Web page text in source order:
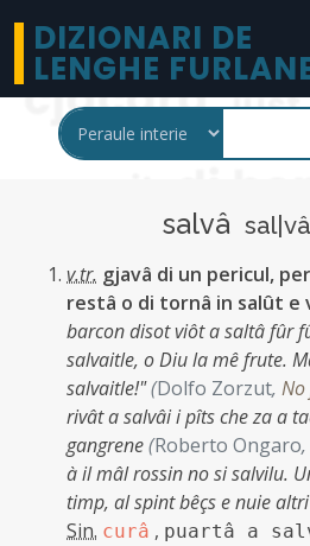
DIZIONARI DE
LENGHE
salvâ
v.tr. gjavâ di un pericul,
restâ o di tornâ in salût e
barcon disot viôt a saltâ fûr
salvaitle, o Diu la mê frute.
salvaitle!"(Dolfo Zorzut, No
rivât a salvâi i pîts che za a
gangrene(Roberto Ongaro,
à il mâl rossin no si salvilu.
timp, al spint bêçs e nuie altri
Sin. curâ , puartâ a